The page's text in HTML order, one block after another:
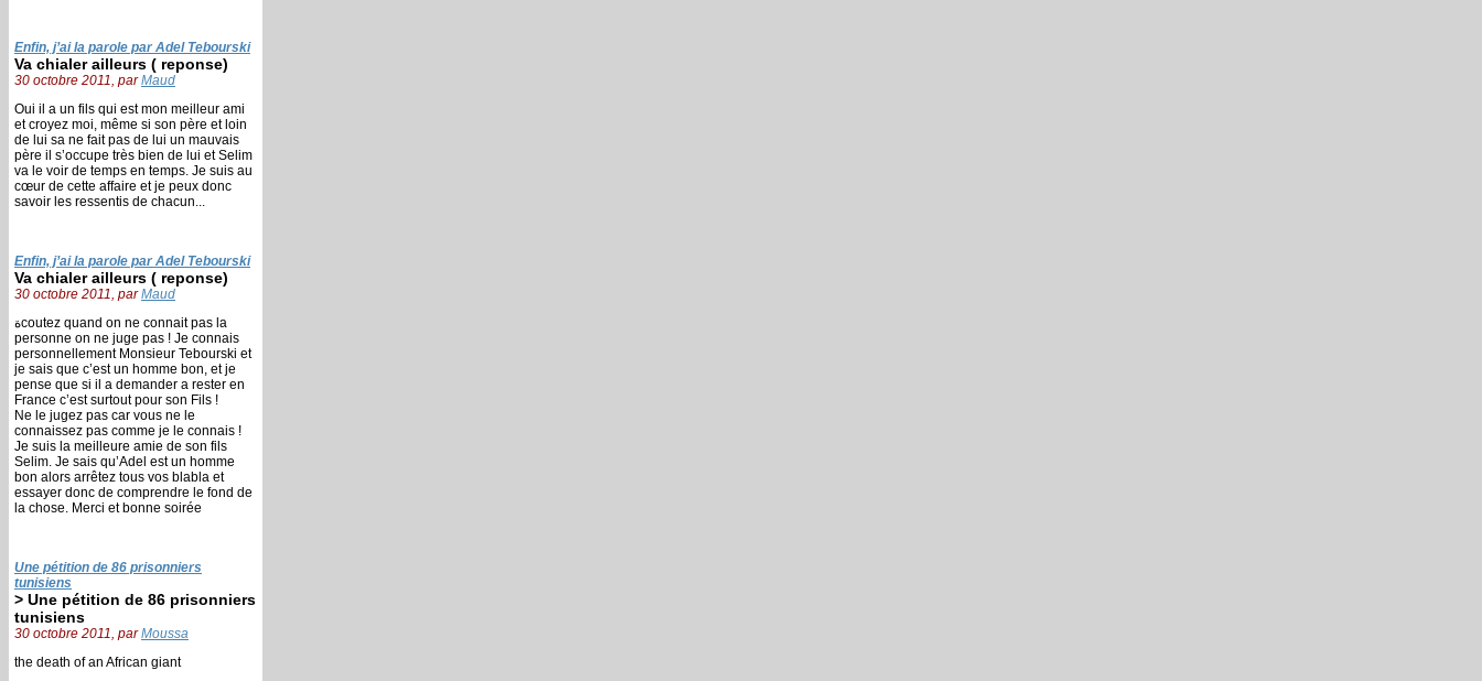
Enfin, j’ai la parole par Adel Tebourski
Va chialer ailleurs ( reponse)
30 octobre 2011, parMaud
Oui il a un fils qui est mon meilleur ami
et croyez moi, même si son père et loin
de lui sa ne fait pas de lui un mauvais
père il s’occupe très bien de lui et Selim
va le voir de temps en temps. Je suis au
cœur de cette affaire et je peux donc
savoir les ressentis de chacun...
Enfin, j’ai la parole par Adel Tebourski
Va chialer ailleurs ( reponse)
30 octobre 2011, parMaud
ةcoutez quand on ne connait pas la
personne on ne juge pas ! Je connais
personnellement Monsieur Tebourski et
je sais que c’est un homme bon, et je
pense que si il a demander a rester en
France c’est surtout pour son Fils !
Ne le jugez pas car vous ne le
connaissez pas comme je le connais !
Je suis la meilleure amie de son fils
Selim. Je sais qu’Adel est un homme
bon alors arrêtez tous vos blabla et
essayer donc de comprendre le fond de
la chose. Merci et bonne soirée
Une pétition de 86 prisonniers
tunisiens
> Une pétition de 86 prisonniers
tunisiens
30 octobre 2011, parMoussa
the death of an African giant